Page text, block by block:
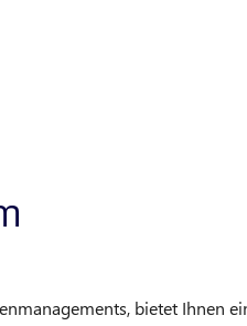
bietet Ihnen